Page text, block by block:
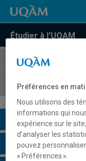
Étudier à l'UQAM
COURS//
Description du
Horaire - Été 2026
Préférences en
Nous utilisons des
informations qui
expérience sur le
d’analyser les
pouvez
« Préférences ».